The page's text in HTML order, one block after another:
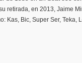
retirada, en 2013, Jaime
Kas, Bic, Super Ser, Teka,